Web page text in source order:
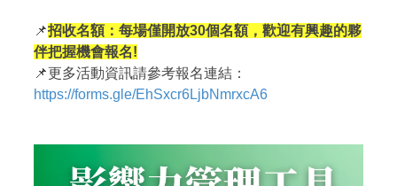
📌招收名額：每場僅開放30個名額，歡迎有興趣的夥
伴把握機會報名!
📌更多活動資訊請參考報名連結：
https://forms.gle/EhSxcr6LjbNmrxcA6